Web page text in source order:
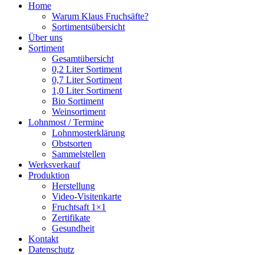
Home
Warum Klaus Fruchsäfte?
Sortimentsübersicht
Über uns
Sortiment
Gesamtübersicht
0,2 Liter Sortiment
0,7 Liter Sortiment
1,0 Liter Sortiment
Bio Sortiment
Weinsortiment
Lohnmost / Termine
Lohnmosterklärung
Obstsorten
Sammelstellen
Werksverkauf
Produktion
Herstellung
Video-Visitenkarte
Fruchtsaft 1×1
Zertifikate
Gesundheit
Kontakt
Datenschutz